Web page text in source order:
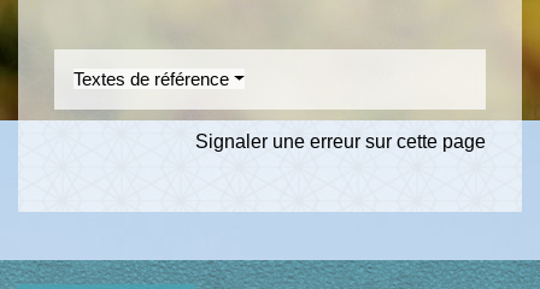
Textes de référence
Signaler une erreur sur cette page